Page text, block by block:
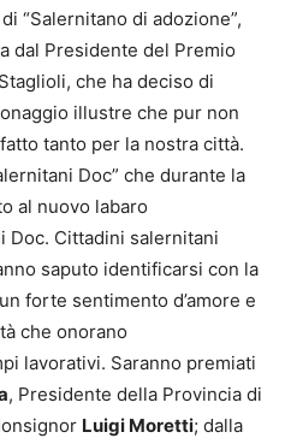
“Salernitano di adozione”,
dal Presidente del Premio
che ha deciso di
illustre che pur non
tanto per la nostra città.
Doc” che durante la
al nuovo labaro
Doc. Cittadini salernitani
saputo identificarsi con la
forte sentimento d’amore e
che onorano
lavorativi. Saranno premiati
, Presidente della Provincia di
Luigi Moretti; dalla